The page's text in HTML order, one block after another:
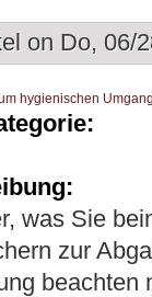
on Do, 06/
hygienischen
was Sie
zur
beachten